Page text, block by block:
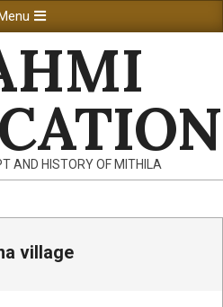
AND HISTORY OF MITHILA
village